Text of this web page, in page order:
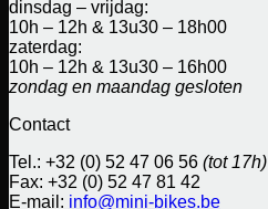
dinsdag – vrijdag:
10h – 12h & 13u30 – 18h00
zaterdag:
10h – 12h & 13u30 – 16h00
zondag en maandag gesloten
Contact
Tel.: +32 (0) 52 47 06 56 (tot 17h)
Fax: +32 (0) 52 47 81 42
E-mail: info@mini-bikes.be